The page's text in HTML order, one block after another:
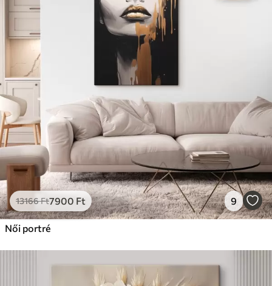
13166Ft7900 Ft 9
Női portré